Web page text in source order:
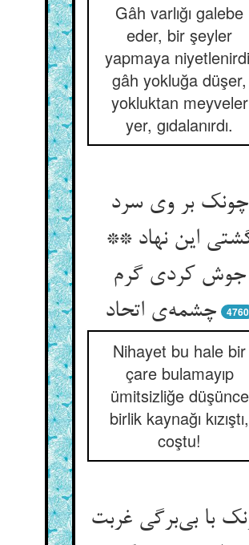
Gâh varlığı galebe
eder, bir şeyler
yapmaya
gâh yokluğa düşer,
yokluktan meyveler
yer, gıdalanırdı.
چونک بر وی سرد
این نهاد **
جوش کردی گرم
چشمه‌ی اتحاد
4760
Nihayet bu hale bir
çare bulamayıp
ümitsizliğe düşünce
birlik kaynağı kızıştı,
coştu!
با بی‌برگی غربت